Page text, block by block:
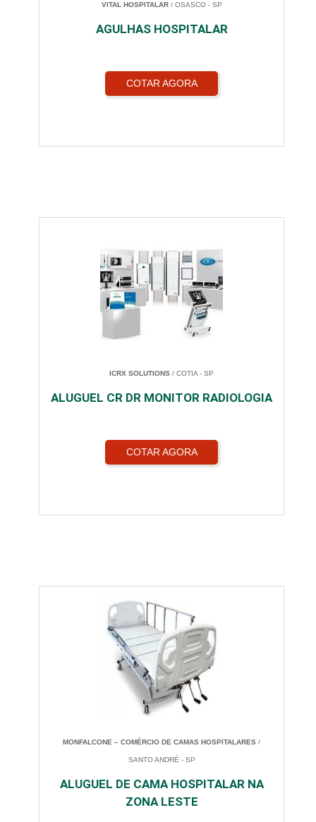
VITAL HOSPITALAR/ OSASCO - SP
AGULHAS HOSPITALAR
COTAR AGORA
ICRX SOLUTIONS / COTIA - SP
ALUGUEL CR DR MONITOR RADIOLOGIA
COTAR AGORA
MONFALCONE – COMÉRCIO DE CAMAS HOSPITALARES /
SANTO ANDRÉ - SP
ALUGUEL DE CAMA HOSPITALAR NA
ZONA LESTE